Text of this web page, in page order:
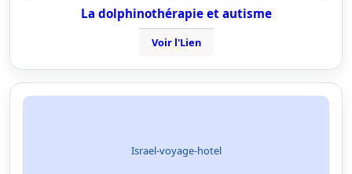
La dolphinothérapie et autisme
Voir l'Lien
Israel-voyage-hotel